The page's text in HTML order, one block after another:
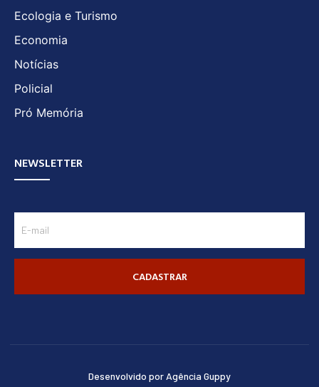
Ecologia e Turismo
Economia
Notícias
Policial
Pró Memória
NEWSLETTER
CADASTRAR
Desenvolvido por Agência Guppy